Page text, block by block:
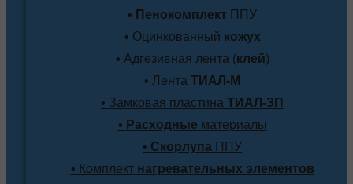
• Пенокомплект ППУ
• Оцинкованный кожух
• Адгезивная лента (клей)
• Лента ТИАЛ-М
• Замковая пластина ТИАЛ-ЗП
• Расходные материалы
• Скорлупа ППУ
• Комплектнагревательных элементов